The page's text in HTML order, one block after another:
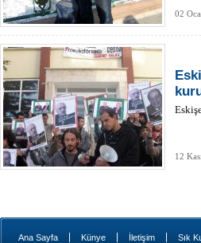
02
12
Ana Sayfa Künye İletişim Sık